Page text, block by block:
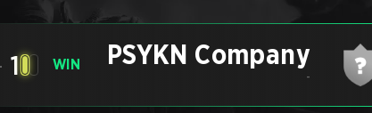
1 WIN PSYKN Company
-